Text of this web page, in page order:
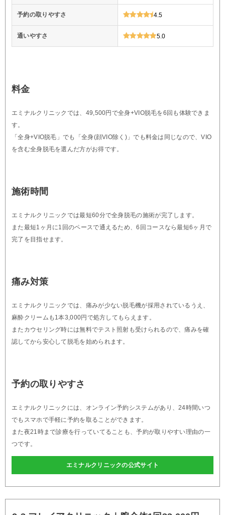
予約の取りやすさ 4.5
通いやすさ 5.0
料金
エミナルクリニックでは、49,500円で全身+VIO脱毛を6回も体験できま
す。
「全身+VIO脱毛」でも「全身(顔VIO除く)」でも料金は同じなので、VIO
を含む全身脱毛を選んだ方がお得です。
施術時間
エミナルクリニックでは最短60分で全身脱毛の施術が完了します。
また最短1ヶ月に1回のペースで通えるため、6回コースなら最短6ヶ月で
完了を目指せます。
痛み対策
エミナルクリニックでは、痛みが少ない脱毛機が採用されているうえ、
麻酔クリームも1本3,000円で処方してもらえます。
またカウセリング時には無料でテスト照射も受けられるので、痛みを確
認してから安心して脱毛を始められます。
予約の取りやすさ
エミナルクリニックには、オンライン予約システムがあり、24時間いつ
でもスマホで手軽に予約を取ることができます。
また夜21時まで診療を行っていてることも、予約が取りやすい理由の一
つです。
エミナルクリニックの公式サイト